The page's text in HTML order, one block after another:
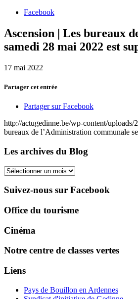
Facebook
Ascension | Les bureaux
samedi 28 mai 2022 est
17 mai 2022
Partager cet entrée
Partager sur Facebook
http://actugedinne.be/wp-content/uploads/
bureaux de l’Administration communale
Les archives du Blog
Les
du
Suivez-nous sur Facebook
Office du tourisme
Cinéma
Notre centre de classes vertes
Liens
Pays de Bouillon en Ardennes